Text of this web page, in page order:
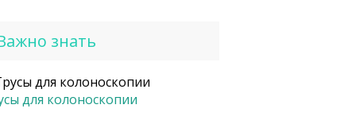
знать
для колоноскопии